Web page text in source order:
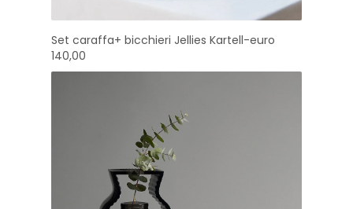
Set caraffa+ bicchieri Jellies Kartell-euro
140,00